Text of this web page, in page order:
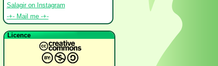
Salagir on Instagram
-+- Mail me -+-
Licence